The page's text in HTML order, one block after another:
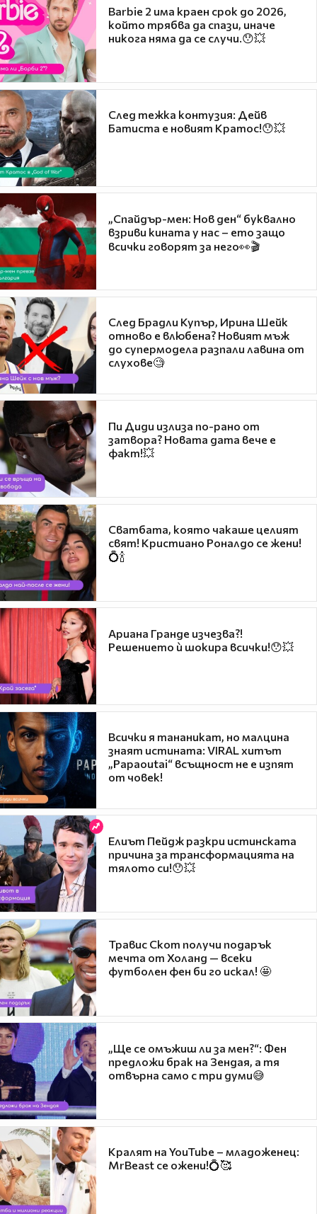
Barbie 2 има краен срок до 2026,
който трябва да спази, иначе
никога няма да се случи.😯💥
След тежка контузия: Дейв
Батиста е новият Кратос!😯💥
„Спайдър-мен: Нов ден“ буквално
взриви кината у нас – ето защо
всички говорят за него👀🎬
След Брадли Купър, Ирина Шейк
отново е влюбена? Новият мъж
до супермодела разпали лавина от
слухове🧐
Пи Диди излиза по-рано от
затвора? Новата дата вече е
факт!💥
Сватбата, която чакаше целият
свят! Кристиано Роналдо се жени!
💍🍾
Ариана Гранде изчезва?!
Решението ѝ шокира всички!😯💥
Всички я тананикат, но малцина
знаят истината: VIRAL хитът
„Papaoutai“ всъщност не е изпят
от човек!
Елиът Пейдж разкри истинската
причина за трансформацията на
тялото си!😯💥
Травис Скот получи подарък
мечта от Холанд — всеки
футболен фен би го искал! 🤩
„Ще се омъжиш ли за мен?“: Фен
предложи брак на Зендая, а тя
отвърна само с три думи😅
Кралят на YouTube – младоженец:
MrBeast се ожени!💍🥰